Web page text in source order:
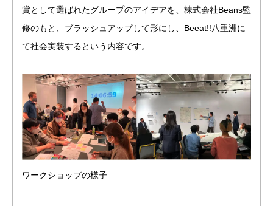
賞として選ばれたグループのアイデアを、株式会社Beans監
修のもと、ブラッシュアップして形にし、Beeat!!八重洲に
て社会実装するという内容です。
ワークショップの様子